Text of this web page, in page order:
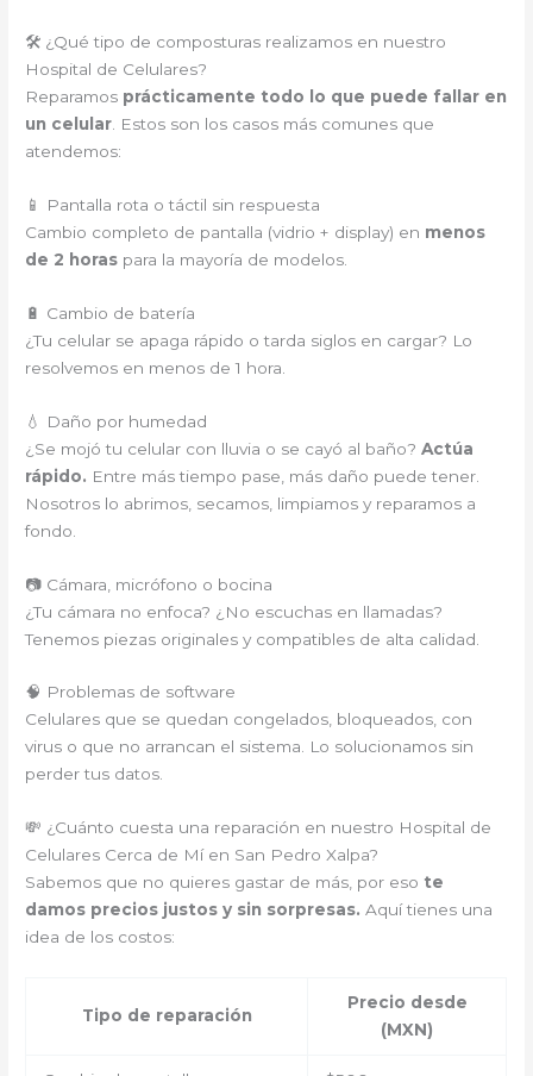
🛠️ ¿Qué tipo de composturas realizamos en nuestro
Hospital de Celulares?
Reparamos prácticamente todo lo que puede fallar en
un celular . Estos son los casos más comunes que
atendemos:
📱 Pantalla rota o táctil sin respuesta
Cambio completo de pantalla (vidrio + display) en menos
de 2 horas para la mayoría de modelos.
🔋 Cambio de batería
¿Tu celular se apaga rápido o tarda siglos en cargar? Lo
resolvemos en menos de 1 hora.
💧 Daño por humedad
¿Se mojó tu celular con lluvia o se cayó al baño?Actúa
rápido. Entre más tiempo pase, más daño puede tener.
Nosotros lo abrimos, secamos, limpiamos y reparamos a
fondo.
📷 Cámara, micrófono o bocina
¿Tu cámara no enfoca? ¿No escuchas en llamadas?
Tenemos piezas originales y compatibles de alta calidad.
🧠 Problemas de software
Celulares que se quedan congelados, bloqueados, con
virus o que no arrancan el sistema. Lo solucionamos sin
perder tus datos.
💸 ¿Cuánto cuesta una reparación en nuestro Hospital de
Celulares Cerca de Mí en San Pedro Xalpa?
Sabemos que no quieres gastar de más, por eso te
damos precios justos y sin sorpresas. Aquí tienes una
idea de los costos:
Tipo de reparación
Precio desde
(MXN)